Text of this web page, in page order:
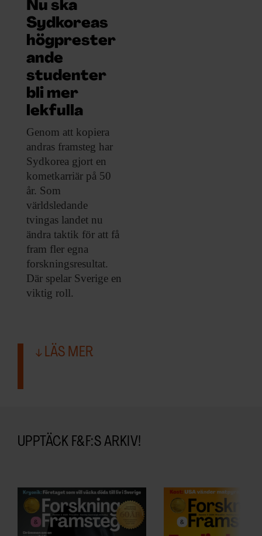
ARKIV & E-TIDNING
LYSSNA/PODD
EVENEMANG & RESOR
SHOP
KONTAKTA F&F
SKRIV I F&F
PRENUMERERA PÅ F&F
ANNONSERA I F&F
OM F&F
Nu ska
Sydkoreas
högprester
ande
studenter
bli mer
lekfulla
Genom att kopiera
andras framsteg har
Sydkorea gjort en
kometkarriär på 50
år. Som
världsledande
tvingas landet nu
ändra taktik för att få
fram fler egna
forskningsresultat.
Där spelar Sverige en
viktig roll.
LÄS MER
UPPTÄCK F&F:S ARKIV!